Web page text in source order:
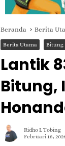
Beranda Berita
Berita Utama Bitung
Lantik
Bitung,
Ridho L Tobing
Februari 18,